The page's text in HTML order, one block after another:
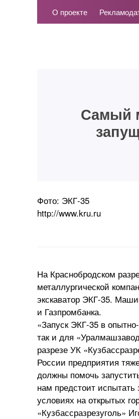
О проекте
Самый
Фото: ЭКГ-35
http://www.kru.ru
На Краснобродском
металлургической
экскаватор ЭКГ-35.
и Газпромбанка.
«Запуск ЭКГ-35 в
так и для
разрезе УК
России предприятия
должны помочь
нам предстоит
условиях на открытых
«Кузбассразрезуголь»